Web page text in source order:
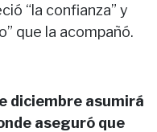
“la confianza” y
que la acompañó.
diciembre asumirá
aseguró que